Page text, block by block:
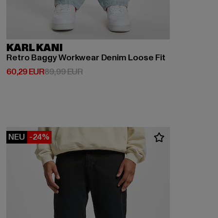
KARL KANI
Retro Baggy Workwear Denim Loose Fit
60,29 EUR
Derzeitiger Preis: 60,29 EUR
89,99 EURAktionspreis: 89,99 EUR
NEU -24%